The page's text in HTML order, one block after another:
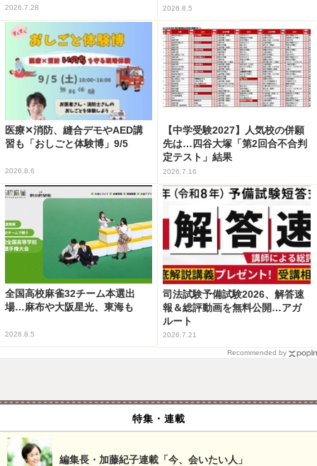
2026.7.28 2026.8.5
医療✕消防、縫合デモやAED講
習も「おしごと体験博」9/5
2026.8.6
【中学受験2027】人気校の併願
先は…四谷大塚「第2回合不合判
定テスト」結果
2026.7.16
全国高校麻雀32チーム本選出
場…麻布や大阪星光、東海も
2026.8.5
司法試験予備試験2026、解答速
報＆総評動画を無料公開…アガ
ルート
2026.7.21
Recommended by
特集・連載
編集長・加藤紀子連載「今、会いたい人」